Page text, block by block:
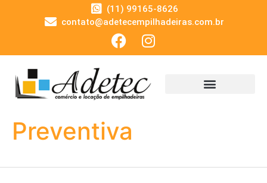
(11) 99165-8626
contato@adetecempilhadeiras.com.br
Preventiva